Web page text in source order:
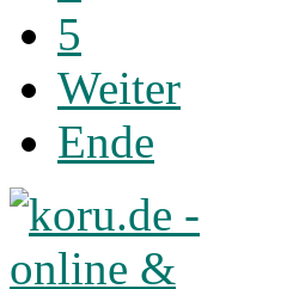
5
Weiter
Ende